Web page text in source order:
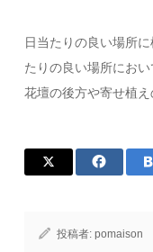
日当たりの良い場所
たりの良い場所におい
花壇の後方や寄せ植
投稿者:pomaison